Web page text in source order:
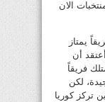
الان
يمتاز
أن
فريقاً
لكن
تركز كوريا